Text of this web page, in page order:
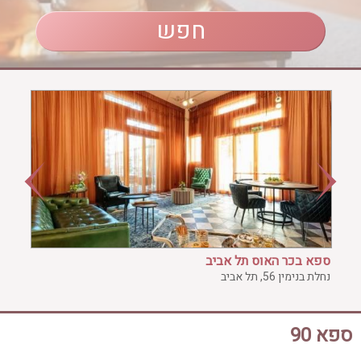
בריכה מחוממת
ג'קוזי
חדר כושר
חמאם טורקי
טיפול במים
טיפול קלאסי
טיפולי קוסמטיקה
סאונה רטובה
סאונה יבשה
סוויטה
עיסוי אבנים חמות
עיסוי תאילנדי
ספא בכר האוס תל אביב
נחלת בנימין 56, תל אביב
ספא 90